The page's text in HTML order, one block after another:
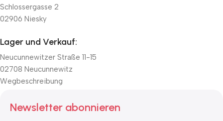
Schlossergasse 2
02906 Niesky
Lager und Verkauf:
Neucunnewitzer Straße 11-15
02708 Neucunnewitz
Wegbeschreibung
Newsletter abonnieren